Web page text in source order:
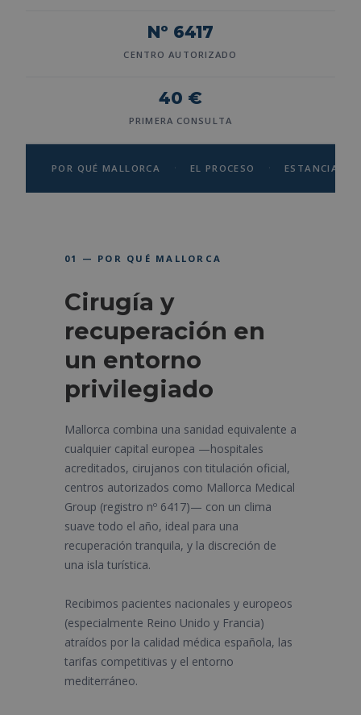
Nº 6417
CENTRO AUTORIZADO
40 €
PRIMERA CONSULTA
POR QUÉ MALLORCA · EL PROCESO · ESTANCIA
01 — POR QUÉ MALLORCA
Cirugía y
recuperación en
un entorno
privilegiado
Mallorca combina una sanidad equivalente a
cualquier capital europea —hospitales
acreditados, cirujanos con titulación oficial,
centros autorizados como Mallorca Medical
Group (registro nº 6417)— con un clima
suave todo el año, ideal para una
recuperación tranquila, y la discreción de
una isla turística.
Recibimos pacientes nacionales y europeos
(especialmente Reino Unido y Francia)
atraídos por la calidad médica española, las
tarifas competitivas y el entorno
mediterráneo.